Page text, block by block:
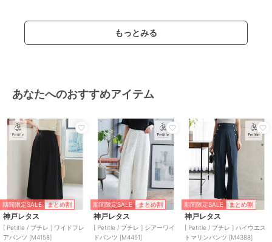
もっとみる
あなたへのおすすめアイテム
期間限定SALE まとめ割
神戸レタス
[ Petitle / プチレ ] ワイドフレ
アパンツ [M4158]
期間限定SALE まとめ割
神戸レタス
[ Petitle / プチレ ] シアーワイ
ドパンツ [M4451]
期間限定SALE まとめ割
神戸レタス
[ Petitle / プチレ ] ハイウエス
トマリンパンツ [M4388]